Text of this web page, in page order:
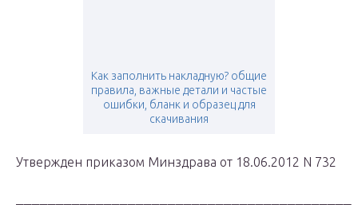
Как заполнить накладную? общие
правила, важные детали и частые
ошибки, бланк и образец для
скачивания
Утвержден приказом Минздрава от 18.06.2012 N 732